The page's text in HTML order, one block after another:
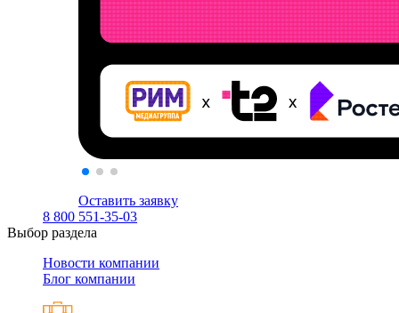
Оставить заявку
8 800 551-35-03
Выбор раздела
Новости компании
Блог компании